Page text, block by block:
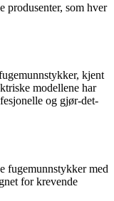
produsenter, som hver
kjent
modellene har
og gjør-det-
fugemunnstykker med
for krevende